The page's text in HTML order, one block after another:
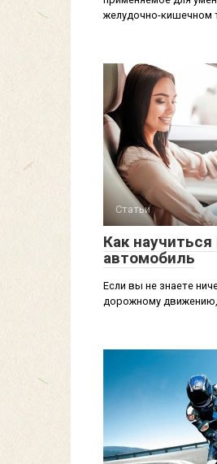
желудочно-кишечном
Статьи
Как
автомобиль
Если вы не знаете
дорожному движению,